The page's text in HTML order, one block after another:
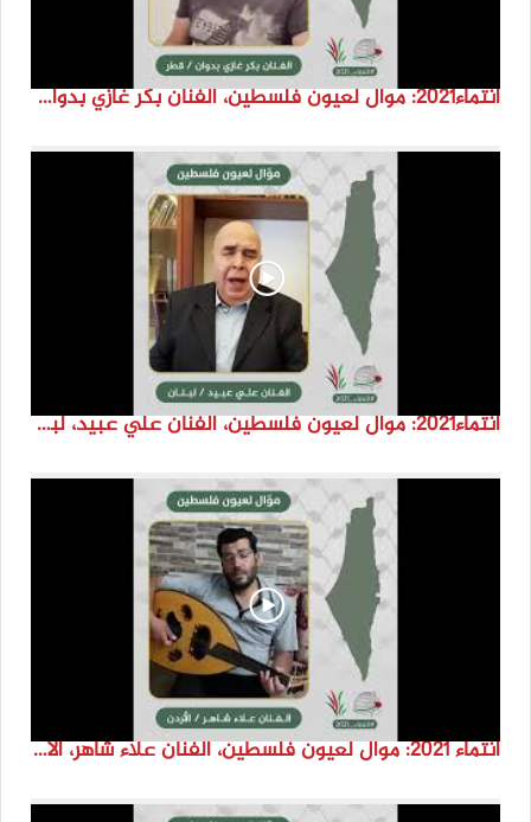
انتماء2021: موال لعيون فلسطين، الفنان بكر غازي بدوان، قطر
انتماء2021: موال لعيون فلسطين، الفنان علي عبيد، لبنان
انتماء 2021: موال لعيون فلسطين، الفنان علاء شاهر، الاردن